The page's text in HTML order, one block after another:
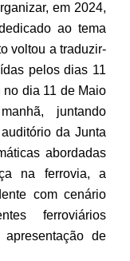
em 2024,
ao tema
voltou a traduzir-
pelos dias 11
dia 11 de Maio
juntando
da Junta
abordadas
na ferrovia, a
com cenário
ferroviários
de